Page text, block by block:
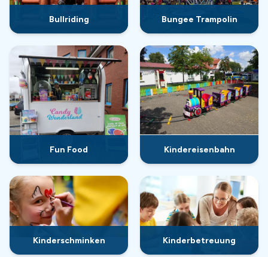
Bullriding Bungee Trampolin
Fun Food Kindereisenbahn
Kinderschminken Kinderbetreuung